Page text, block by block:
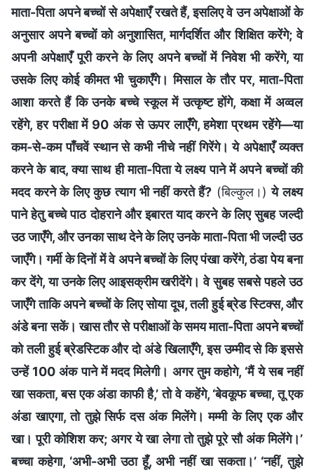
माता-पिता अपने बच्चों से अपेक्षाएँ रखते हैं, इसलिए वे उन अपेक्षाओं के
अनुसार अपने बच्चों को अनुशासित, मार्गदर्शित और शिक्षित करेंगे; वे
अपनी अपेक्षाएँ पूरी करने के लिए अपने बच्चों में निवेश भी करेंगे, या
उसके लिए कोई कीमत भी चुकाएँगे। मिसाल के तौर पर, माता-पिता
आशा करते हैं कि उनके बच्चे स्कूल में उत्कृष्ट होंगे, कक्षा में अव्वल
रहेंगे, हर परीक्षा में 90 अंक से ऊपर लाएँगे, हमेशा प्रथम रहेंगे—या
कम-से-कम पाँचवें स्थान से कभी नीचे नहीं गिरेंगे। ये अपेक्षाएँ व्यक्त
करने के बाद, क्या साथ ही माता-पिता ये लक्ष्य पाने में अपने बच्चों की
मदद करने के लिए कुछ त्याग भी नहीं करते हैं? (बिल्कुल।)ये लक्ष्य
पाने हेतु बच्चे पाठ दोहराने और इबारत याद करने के लिए सुबह जल्दी
उठ जाएँगे, और उनका साथ देने के लिए उनके माता-पिता भी जल्दी उठ
जाएँगे। गर्मी के दिनों में वे अपने बच्चों के लिए पंखा करेंगे, ठंडा पेय बना
कर देंगे, या उनके लिए आइसक्रीम खरीदेंगे। वे सुबह सबसे पहले उठ
जाएँगे ताकि अपने बच्चों के लिए सोया दूध, तली हुई ब्रेड स्टिक्स, और
अंडे बना सकें। खास तौर से परीक्षाओं के समय माता-पिता अपने बच्चों
को तली हुई ब्रेडस्टिक और दो अंडे खिलाएँगे, इस उम्मीद से कि इससे
उन्हें 100 अंक पाने में मदद मिलेगी। अगर तुम कहोगे, ‘मैं ये सब नहीं
खा सकता, बस एक अंडा काफी है,’ तो वे कहेंगे, ‘बेवकूफ बच्चा, तू एक
अंडा खाएगा, तो तुझे सिर्फ दस अंक मिलेंगे। मम्मी के लिए एक और
खा। पूरी कोशिश कर; अगर ये खा लेगा तो तुझे पूरे सौ अंक मिलेंगे।’
बच्चा कहेगा, ‘अभी-अभी उठा हूँ, अभी नहीं खा सकता।’ ‘नहीं, तुझे